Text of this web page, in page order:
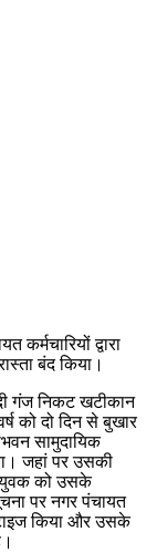
द्वारा
बंद किया।
गंज निकट खटीकान
को दो दिन से बुखार
सामुदायिक
जहां पर उसकी
युवक को उसके
पर नगर पंचायत
किया और उसके